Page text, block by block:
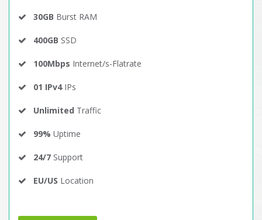
30GB Burst RAM
400GB SSD
100Mbps Internet/s-Flatrate
01 IPv4IPs
Unlimited Traffic
99% Uptime
24/7 Support
EU/US Location